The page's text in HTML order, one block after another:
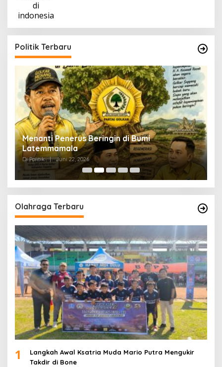
Politik Terbaru
Menanti Penerus Beringin di Bumi
Latemmamala
Di Politik | Juni 22, 2026
Olahraga Terbaru
1
Langkah Awal Ksatria Muda Mario Putra Mengukir
Takdir di Bone